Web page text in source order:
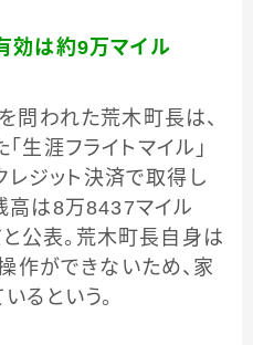
効は約9万マイル
問われた荒木町長は、
生涯フライトマイル」
レジット決済で取得し
高は8万8437マイル
公表。荒木町長自身は
作ができないため、家
るという。